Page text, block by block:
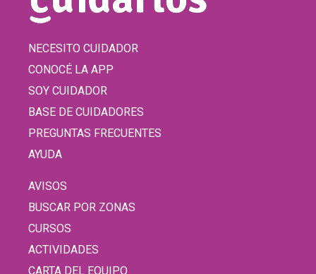
NECESITO CUIDADOR
CONOCÉ LA APP
SOY CUIDADOR
BASE DE CUIDADORES
PREGUNTAS FRECUENTES
AYUDA
AVISOS
BUSCAR POR ZONAS
CURSOS
ACTIVIDADES
CARTA DEL EQUIPO